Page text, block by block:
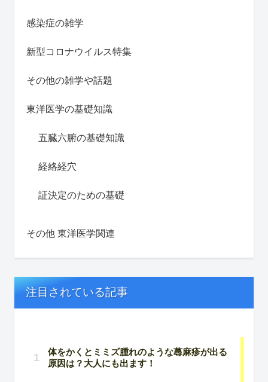
感染症の雑学
新型コロナウイルス特集
その他の雑学や話題
東洋医学の基礎知識
五臓六腑の基礎知識
経絡経穴
証決定のための基礎
その他 東洋医学関連
注目されている記事